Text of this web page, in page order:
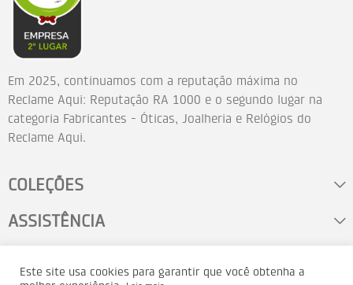
Em 2025, continuamos com a reputação máxima no
Reclame Aqui: Reputação RA 1000 e o segundo lugar na
categoria Fabricantes - Óticas, Joalheria e Relógios do
Reclame Aqui.
COLEÇÕES
ASSISTÊNCIA
Este site usa cookies para garantir que você obtenha a